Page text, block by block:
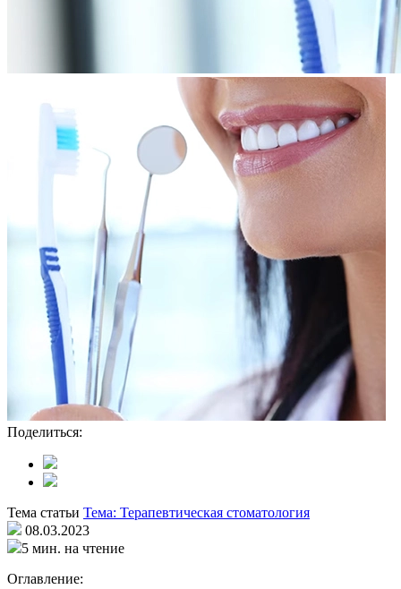
Поделиться:
Тема статьи Тема: Терапевтическая стоматология
08.03.2023
5 мин. на чтение
Оглавление: